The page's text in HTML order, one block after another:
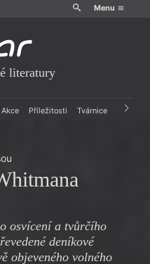
Menu
literatury
Akce Příležitosti Tvárnice Archiv
osvícení a tvůrčího
deníkové
objeveného volného